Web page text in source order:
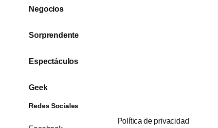
Negocios
Sorprendente
Espectáculos
Geek
Redes Sociales
Política de privacidad